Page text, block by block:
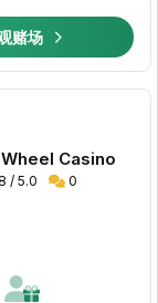
赌场
Casino
/ 5.0 0